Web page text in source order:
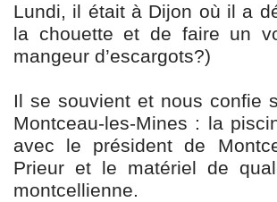
Lundi, il était à Dijon où il a
la chouette et de faire un
mangeur d’escargots?)
Il se souvient et nous confie
Montceau-les-Mines : la
avec le président de
Prieur et le matériel de
montcellienne.